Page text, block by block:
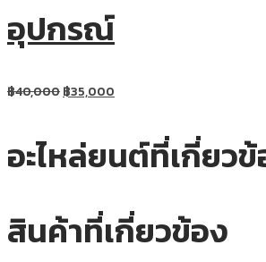
อุปกรณ์
฿40,000฿35,000
อะไหล่ยนต์ที่เกี่ยว
สินค้าที่เกี่ยวข้อง